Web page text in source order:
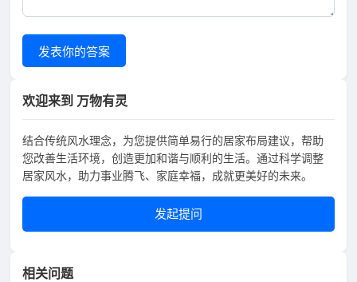
发表你的答案
欢迎来到 万物有灵
结合传统风水理念，为您提供简单易行的居家布局建议，帮助
您改善生活环境，创造更加和谐与顺利的生活。通过科学调整
居家风水，助力事业腾飞、家庭幸福，成就更美好的未来。
发起提问
相关问题